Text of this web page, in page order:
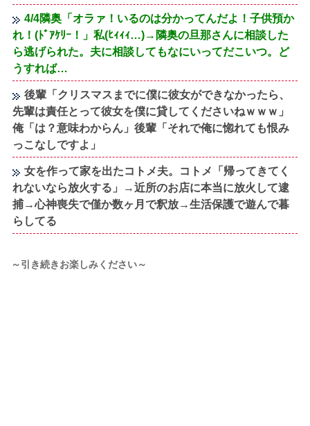
4/4隣奥「オラァ！いるのは分かってんだよ！子供預か
れ！(ﾄﾞｱｹﾘｰ！」私(ﾋｨｨｨ…)→隣奥の旦那さんに相談した
ら逃げられた。夫に相談してもなにいってだこいつ。ど
うすれば…
後輩「クリスマスまでに僕に彼女ができなかったら、
先輩は責任とって彼女を僕に貸してくださいねｗｗｗ」
俺「は？意味わからん」後輩「それで俺に惚れても恨み
っこなしですよ」
女を作って家を出たコトメ夫。コトメ「帰ってきてく
れないなら放火する」→近所のお店に本当に放火して逮
捕→心神喪失で僅か数ヶ月で釈放→生活保護で遊んで暮
らしてる
～引き続きお楽しみください～